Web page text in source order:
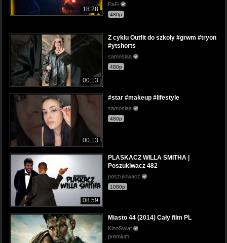
18:28
PaFi
480p
00:13
Z cyklu Outfit do szkoły #grwm #tryon
#ytshorts
samosiaa
480p
00:13
#star #makeup #lifestyle
samosiaa
480p
08:59
PLASKACZ WILLA SMITHA |
Poszukiwacz 482
poszukiwacz
1080p
Miasto 44 (2014) Cały film PL
KinoSwiat
premium